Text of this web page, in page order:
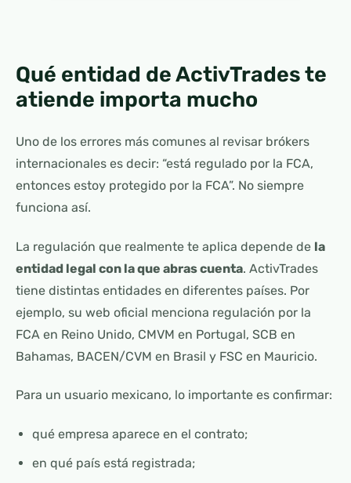
Qué entidad de ActivTrades te
atiende importa mucho
Uno de los errores más comunes al revisar brókers
internacionales es decir: “está regulado por la FCA,
entonces estoy protegido por la FCA”. No siempre
funciona así.
La regulación que realmente te aplica depende de la
entidad legal con la que abras cuenta. ActivTrades
tiene distintas entidades en diferentes países. Por
ejemplo, su web oficial menciona regulación por la
FCA en Reino Unido, CMVM en Portugal, SCB en
Bahamas, BACEN/CVM en Brasil y FSC en Mauricio.
Para un usuario mexicano, lo importante es confirmar:
qué empresa aparece en el contrato;
en qué país está registrada;